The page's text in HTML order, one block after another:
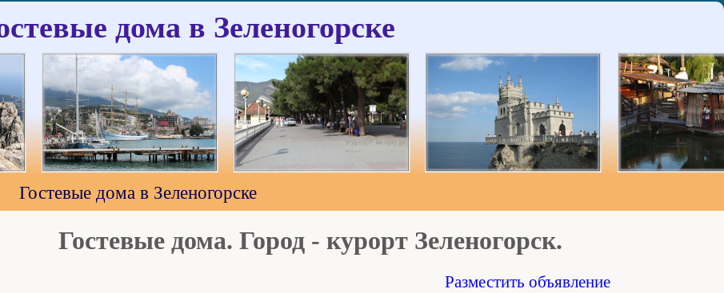
дома в Зеленогорске
Гостевые дома в Зеленогорске
Гостевые дома. Город - курорт Зеленогорск.
Разместить объявление